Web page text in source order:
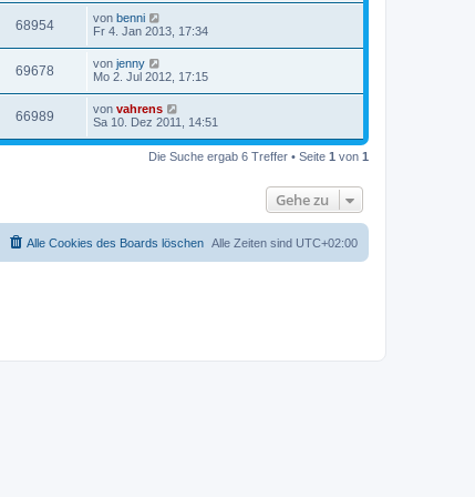
68954 von benni
Fr 4. Jan 2013, 17:34
69678 von jenny
Mo 2. Jul 2012, 17:15
66989 von vahrens
Sa 10. Dez 2011, 14:51
Die Suche ergab 6 Treffer • Seite 1 von 1
Gehe zu
Alle Zeiten sind UTC+02:00
Alle Cookies des Boards löschen